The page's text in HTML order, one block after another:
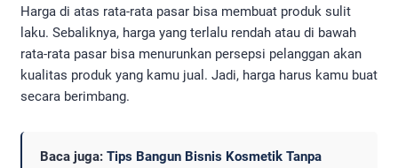
Harga di atas rata-rata pasar bisa membuat produk sulit
laku. Sebaliknya, harga yang terlalu rendah atau di bawah
rata-rata pasar bisa menurunkan persepsi pelanggan akan
kualitas produk yang kamu jual. Jadi, harga harus kamu buat
secara berimbang.
Baca juga: Tips Bangun Bisnis Kosmetik Tanpa